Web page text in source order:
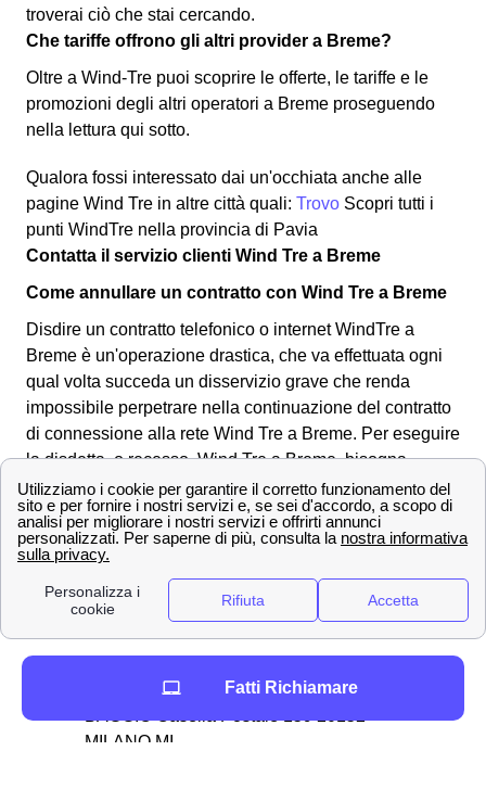
troverai ciò che stai cercando.
Che tariffe offrono gli altri provider a Breme?
Oltre a Wind-Tre puoi scoprire le offerte, le tariffe e le
promozioni degli altri operatori a Breme proseguendo
nella lettura qui sotto.
Qualora fossi interessato dai un'occhiata anche alle
pagine Wind Tre in altre città quali: Trovo Scopri tutti i
punti WindTre nella provincia di Pavia
Contatta il servizio clienti Wind Tre a Breme
Come annullare un contratto con Wind Tre a Breme
Disdire un contratto telefonico o internet WindTre a
Breme è un'operazione drastica, che va effettuata ogni
qual volta succeda un disservizio grave che renda
impossibile perpetrare nella continuazione del contratto
di connessione alla rete Wind Tre a Breme. Per eseguire
la disdetta, o recesso, Wind Tre a Breme, bisogna
comunicare a Wind tre la propria volontà di disdire il
contratto. Questa volontà si esprime tramite la
compilazione e la spedizione del:Modulo di disdetta
Wind Tre ✖
web. Il modulo può essere inviato a Wind Tre a Breme
tramite diverse modalità:
WIND Tre SpA CD MILANO RECAPITO
MILANO MI
Fatti Richiamare